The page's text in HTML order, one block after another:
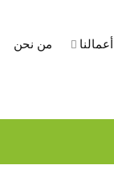
أعمالنا من نحن